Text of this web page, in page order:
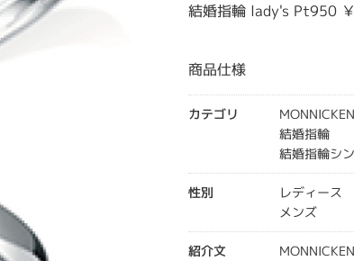
結婚指輪 lady's Pt950
商品仕様
カテゴリ
結婚指輪
結婚指輪シ
性別
レディース
メンズ
紹介文